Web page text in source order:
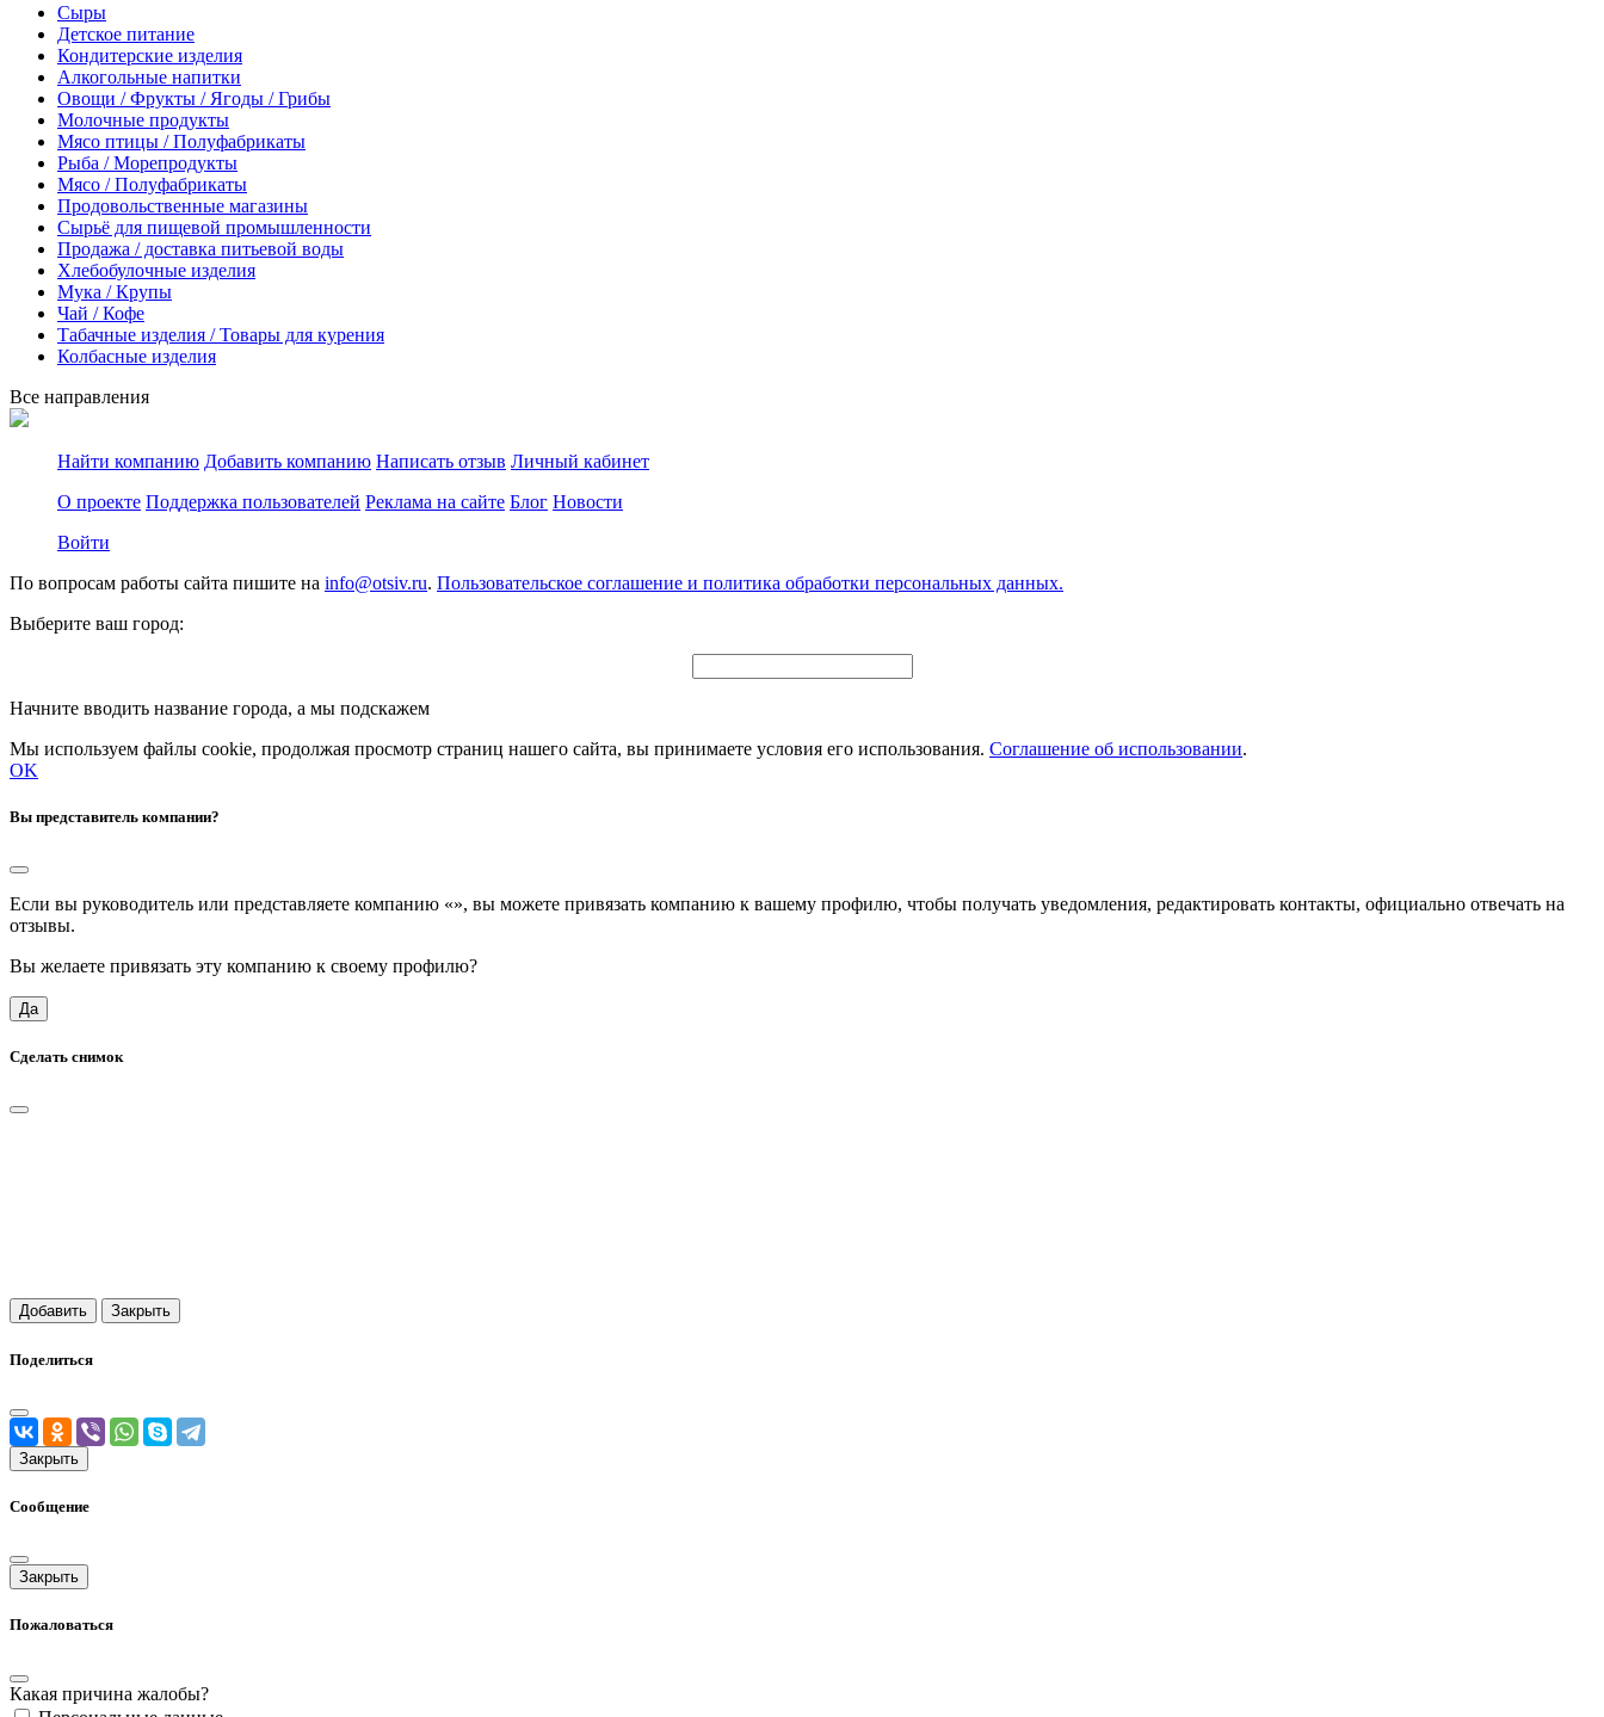
Сыры
Детское питание
Кондитерские изделия
Алкогольные напитки
Овощи / Фрукты / Ягоды / Грибы
Молочные продукты
Мясо птицы / Полуфабрикаты
Рыба / Морепродукты
Мясо / Полуфабрикаты
Продовольственные магазины
Сырьё для пищевой промышленности
Продажа / доставка питьевой воды
Хлебобулочные изделия
Мука / Крупы
Чай / Кофе
Табачные изделия / Товары для курения
Колбасные изделия
Все направления
Найти компанию Добавить компанию Написать отзыв Личный кабинет
О проекте Поддержка пользователей Реклама на сайте Блог Новости
Войти
По вопросам работы сайта пишите на info@otsiv.ru. Пользовательское соглашение и политика обработки персональных данных.
Выберите ваш город:
Начните вводить название города, а мы подскажем
Мы используем файлы cookie, продолжая просмотр страниц нашего сайта, вы принимаете условия его использования. Соглашение об использовании.
OK
Вы представитель компании?
Если вы руководитель или представляете компанию «», вы можете привязать компанию к вашему профилю, чтобы получать уведомления, редактировать контакты, официально отвечать на
отзывы.
Вы желаете привязать эту компанию к своему профилю?
Да
Сделать снимок
Добавить Закрыть
Поделиться
Закрыть
Сообщение
Закрыть
Пожаловаться
Какая причина жалобы?